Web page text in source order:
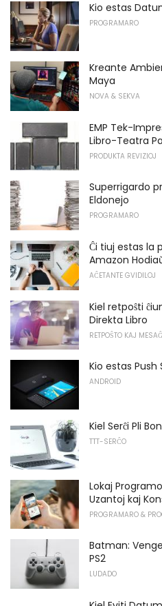
Kio estas
PROGRAMARO
Kreante
Maya
NOVA & SEKVA
EMP Tek-
Libro-Teatra
PRODUKTA REVIZIOJ
Superrigardo
Eldonejo
PROGRAMARO
Ĉi tiuj estas la
Amazon
AĈETANTE GVIDILOJ
Kiel retpoŝti
Direkta Libro
RETPOŜTO KAJ
Kio estas Push
ANDROID
Kiel Serĉi Pli
TTT-SERĈO
Lokaj
Uzantoj kaj
PROGRAMARO &
Batman:
PS2
LUDADO